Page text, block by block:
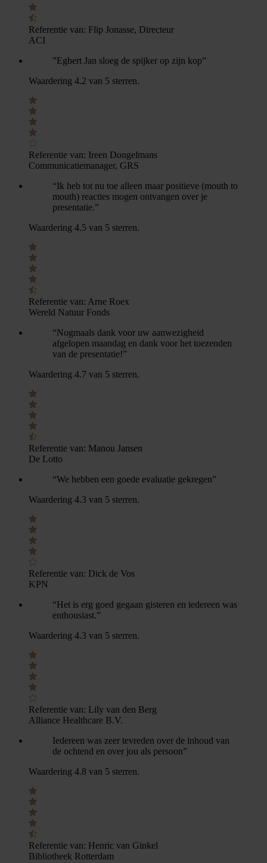
Referentie van: Flip Jonasse, Directeur
ACI
”Egbert Jan sloeg de spijker op zijn kop”
Waardering 4.2 van 5 sterren.
Referentie van: Ireen Dongelmans
Communicatiemanager, GRS
“Ik heb tot nu toe alleen maar positieve (mouth to
mouth) reacties mogen ontvangen over je
presentatie.”
Waardering 4.5 van 5 sterren.
Referentie van: Arne Roex
Wereld Natuur Fonds
“Nogmaals dank voor uw aanwezigheid
afgelopen maandag en dank voor het toezenden
van de presentatie!”
Waardering 4.7 van 5 sterren.
Referentie van: Manou Jansen
De Lotto
“We hebben een goede evaluatie gekregen”
Waardering 4.3 van 5 sterren.
Referentie van: Dick de Vos
KPN
“Het is erg goed gegaan gisteren en iedereen was
enthousiast.”
Waardering 4.3 van 5 sterren.
Referentie van: Lily van den Berg
Alliance Healthcare B.V.
Iedereen was zeer tevreden over de inhoud van
de ochtend en over jou als persoon”
Waardering 4.8 van 5 sterren.
Referentie van: Henric van Ginkel
Bibliotheek Rotterdam